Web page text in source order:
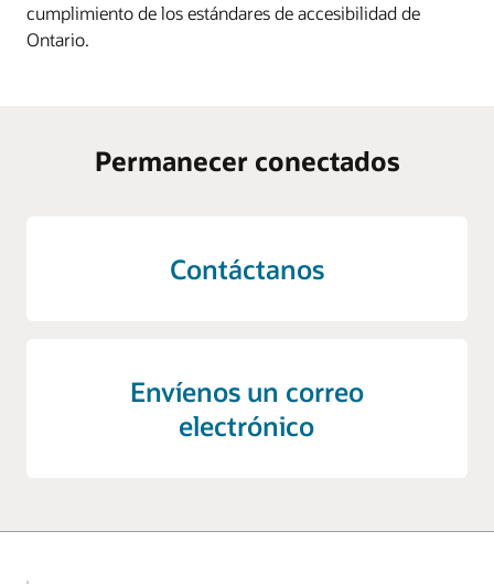
cumplimiento de los estándares de accesibilidad de
Ontario.
Permanecer conectados
Contáctanos
Envíenos un correo
electrónico